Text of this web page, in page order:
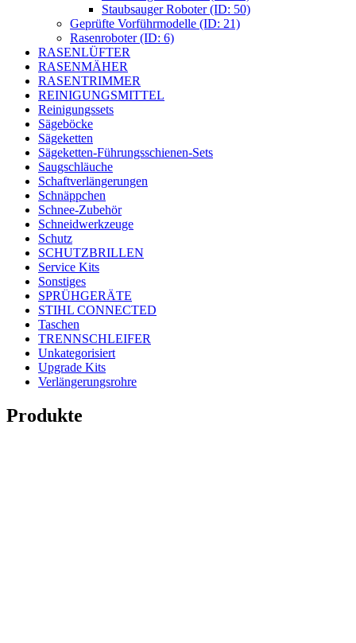
Staubsauger Roboter (ID: 50)
Geprüfte Vorführmodelle (ID: 21)
Rasenroboter (ID: 6)
RASENLÜFTER
RASENMÄHER
RASENTRIMMER
REINIGUNGSMITTEL
Reinigungssets
Sägeböcke
Sägeketten
Sägeketten-Führungsschienen-Sets
Saugschläuche
Schaftverlängerungen
Schnäppchen
Schnee-Zubehör
Schneidwerkzeuge
Schutz
SCHUTZBRILLEN
Service Kits
Sonstiges
SPRÜHGERÄTE
STIHL CONNECTED
Taschen
TRENNSCHLEIFER
Unkategorisiert
Upgrade Kits
Verlängerungsrohre
Produkte